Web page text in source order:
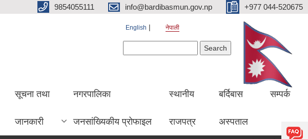
9854055111 info@bardibasmun.gov.np +977 044-520675
English नेपाली
सूचना तथा
जानकारी
नगरपालिका
जनसांख्यिकीय प्रोफाइल
स्थानीय
राजपत्र
बर्दिबास
अस्पताल
सम्पर्क